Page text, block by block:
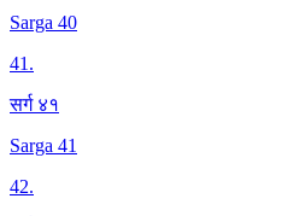
Sarga 40
41.
सर्ग ४१
Sarga 41
42.